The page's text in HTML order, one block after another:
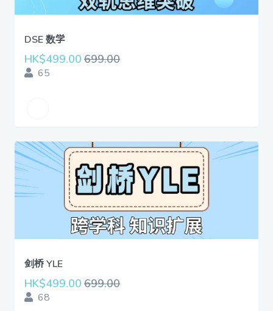
DSE 数学
HK$499.00 699.00
65
剑桥 YLE
HK$499.00 699.00
68